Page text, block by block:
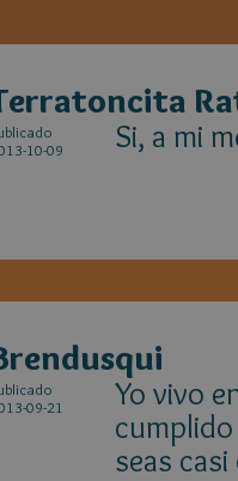
10-09
Si, a mi
09-21
Yo vivo
seas